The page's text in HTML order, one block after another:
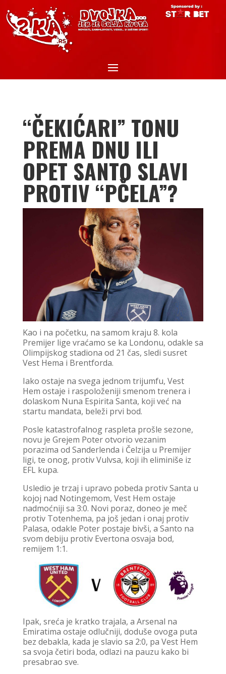
“ČEKIĆARI” TONU
PREMA DNU ILI
OPET SANTO SLAVI
PROTIV “PČELA”?
Kao i na početku, na samom kraju 8. kola
Premijer lige vraćamo se ka Londonu, odakle sa
Olimpijskog stadiona od 21 čas, sledi susret
Vest Hema i Brentforda.
Iako ostaje na svega jednom trijumfu, Vest
Hem ostaje i raspoloženiji smenom trenera i
dolaskom Nuna Espirita Santa, koji već na
startu mandata, beleži prvi bod.
Posle katastrofalnog raspleta prošle sezone,
novu je Grejem Poter otvorio vezanim
porazima od Sanderlenda i Čelzija u Premijer
ligi, te onog, protiv Vulvsa, koji ih eliminiše iz
EFL kupa.
Usledio je trzaj i upravo pobeda protiv Santa u
kojoj nad Notingemom, Vest Hem ostaje
nadmoćniji sa 3:0. Novi poraz, doneo je meč
protiv Totenhema, pa još jedan i onaj protiv
Palasa, odakle Poter postaje bivši, a Santo na
svom debiju protiv Evertona osvaja bod,
remijem 1:1.
Ipak, sreća je kratko trajala, a Arsenal na
Emiratima ostaje odlučniji, doduše ovoga puta
bez debakla, kada je slavio sa 2:0, pa Vest Hem
sa svoja četiri boda, odlazi na pauzu kako bi
presabrao sve.